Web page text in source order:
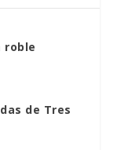
roble
de Tres